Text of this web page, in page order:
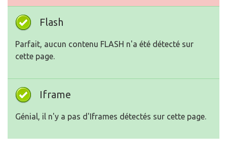
Flash
Parfait, aucun contenu FLASH n'a été détecté sur
cette page.
Iframe
Génial, il n'y a pas d'Iframes détectés sur cette page.